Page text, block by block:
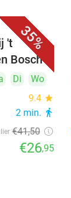
35%
't
Bosch
Di
Wo
9.4 star
2 min. directions_walk
€41,50
€26,95